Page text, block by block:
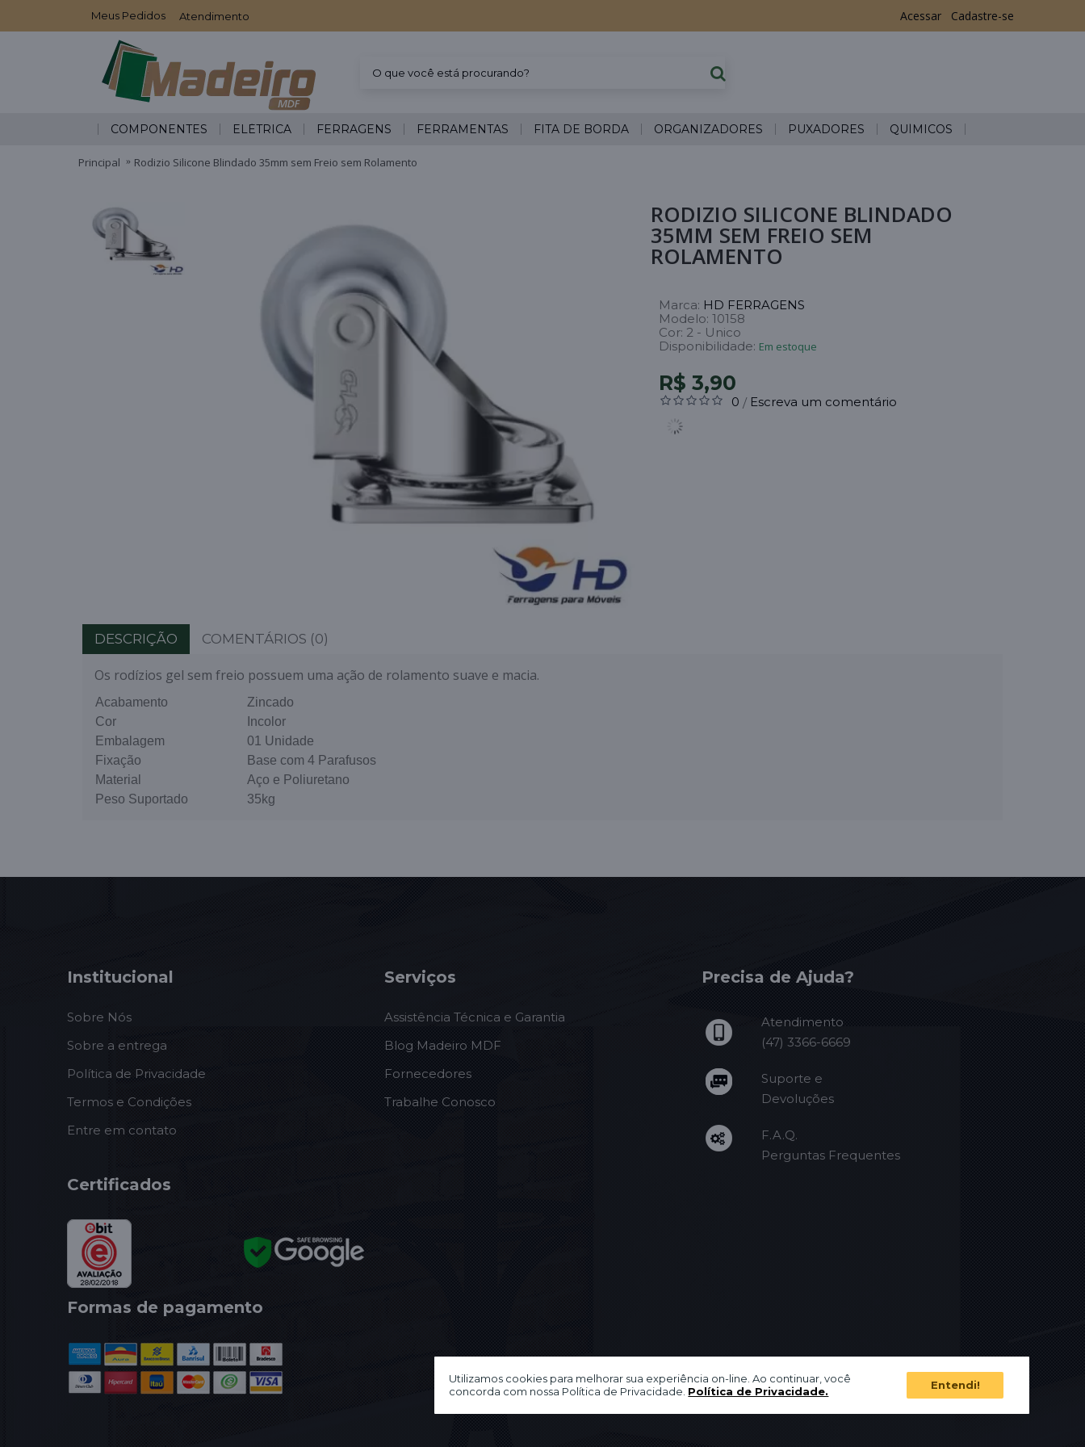
Meus Pedidos Atendimento Acessar Cadastre-se
COMPONENTES ELÉTRICA FERRAGENS FERRAMENTAS FITA DE BORDA ORGANIZADORES PUXADORES QUÍMICOS
Principal Rodizio Silicone Blindado 35mm sem Freio sem Rolamento
RODIZIO SILICONE BLINDADO
35MM SEM FREIO SEM
ROLAMENTO
Marca: HD FERRAGENS
Modelo: 10158
Cor: 2 - Unico
Disponibilidade: Em estoque
R$ 3,90
0 / Escreva um comentário
DESCRIÇÃO COMENTÁRIOS (0)
Os rodízios gel sem freio possuem uma ação de rolamento suave e macia.
Acabamento
Zincado
Cor
Incolor
Embalagem
01 Unidade
Fixação
Base com 4 Parafusos
Material
Aço e Poliuretano
Peso Suportado
35kg
Utilizamos cookies para melhorar sua experiência on-line. Ao continuar, você
concorda com nossa Política de Privacidade. Política de Privacidade. Entendi!
Institucional
Sobre Nós
Sobre a entrega
Política de Privacidade
Termos e Condições
Entre em contato
Serviços
Assistência Técnica e Garantia
Blog Madeiro MDF
Fornecedores
Trabalhe Conosco
Precisa de Ajuda?
Atendimento
(47) 3366-6669
Suporte e
Devoluções
F.A.Q.
Perguntas Frequentes
Certificados
Formas de pagamento